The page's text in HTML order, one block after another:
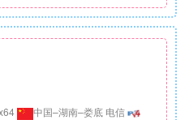
中国–湖南–娄底 电信